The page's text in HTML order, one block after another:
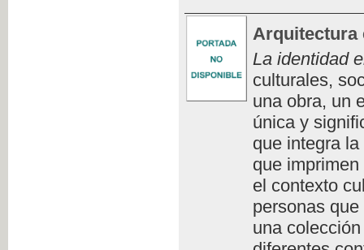
Arquitectura
La identidad
culturales,
una obra, un
única y
que integra
que
el contexto
personas
una